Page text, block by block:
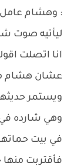
: وهشام عامل
ليأتيه صوت
انا اتصلت
عشان هشام
ويستمر
وهي شارده
في بيت
فأقتربت